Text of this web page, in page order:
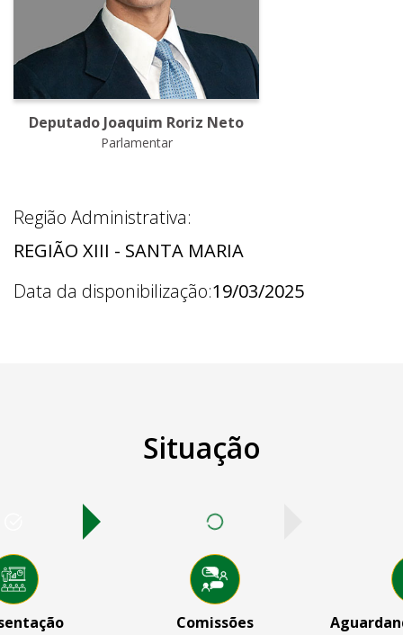
Deputado Joaquim Roriz Neto
Parlamentar
Região Administrativa:
REGIÃO XIII - SANTA MARIA
Data da disponibilização:19/03/2025
Situação
Comissões